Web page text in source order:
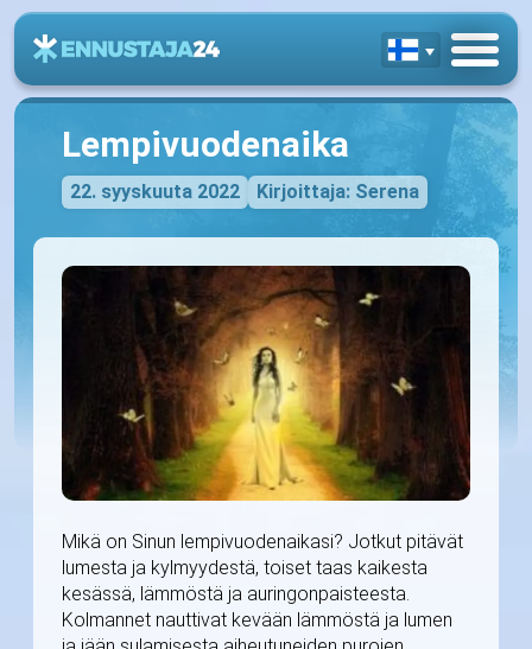
Lempivuodenaika
22. syyskuuta 2022 Kirjoittaja: Serena
Mikä on Sinun lempivuodenaikasi? Jotkut pitävät
lumesta ja kylmyydestä, toiset taas kaikesta
kesässä, lämmöstä ja auringonpaisteesta.
Kolmannet nauttivat kevään lämmöstä ja lumen